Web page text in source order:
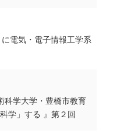
電気・電子情報工学系
科学大学・豊橋市教育
学」する 』第２回